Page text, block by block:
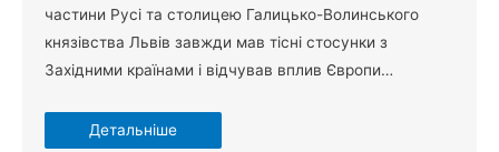
частини Русі та столицею Галицько-Волинського
князівства Львів завжди мав тісні стосунки з
Західними країнами і відчував вплив Європи…
Детальніше